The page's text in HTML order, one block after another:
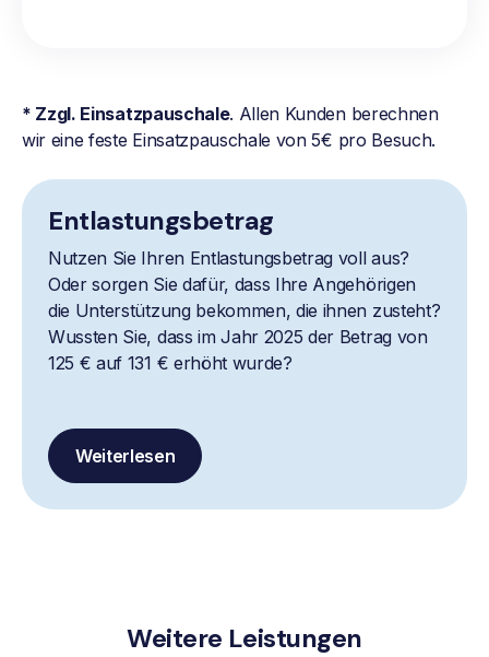
* Zzgl. Einsatzpauschale. Allen Kunden berechnen
wir eine feste Einsatzpauschale von 5€ pro Besuch.
Entlastungsbetrag
Nutzen Sie Ihren Entlastungsbetrag voll aus?
Oder sorgen Sie dafür, dass Ihre Angehörigen
die Unterstützung bekommen, die ihnen zusteht?
Wussten Sie, dass im Jahr 2025 der Betrag von
125 € auf 131 € erhöht wurde?
Weiterlesen
Weitere Leistungen